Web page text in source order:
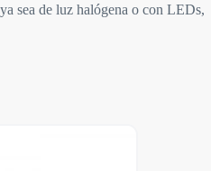
sea de luz halógena o con LEDs,